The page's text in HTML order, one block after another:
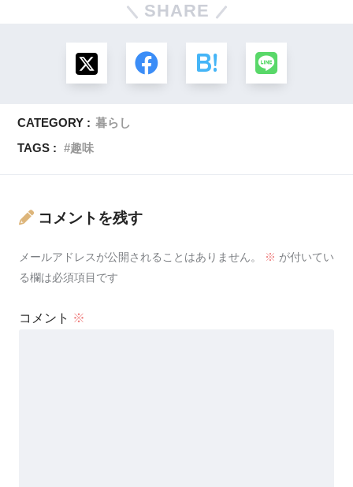
SHARE
CATEGORY : 暮らし
TAGS :
趣味
コメントを残す
メールアドレスが公開されることはありません。 ※ が付いてい
る欄は必須項目です
コメント ※